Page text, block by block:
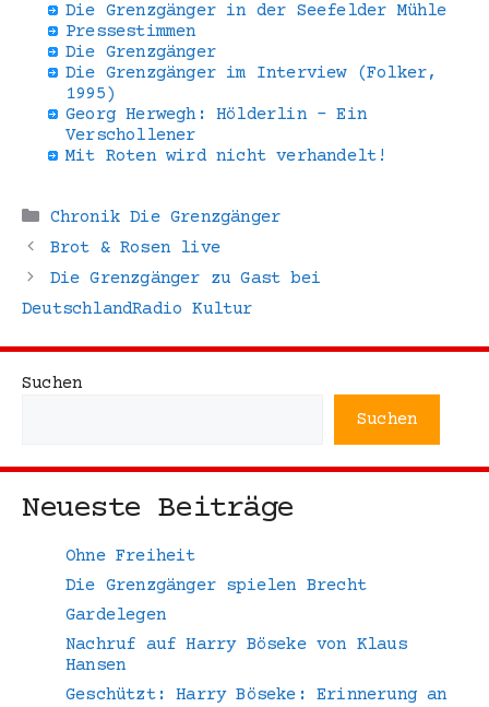
Die Grenzgänger in der Seefelder Mühle
Pressestimmen
Die Grenzgänger
Die Grenzgänger im Interview (Folker,
1995)
Georg Herwegh: Hölderlin - Ein
Verschollener
Mit Roten wird nicht verhandelt!
Kategorien
Chronik Die Grenzgänger
Brot & Rosen live
Die Grenzgänger zu Gast bei
DeutschlandRadio Kultur
Suchen
Suchen
Neueste Beiträge
Ohne Freiheit
Die Grenzgänger spielen Brecht
Gardelegen
Nachruf auf Harry Böseke von Klaus
Hansen
Geschützt: Harry Böseke: Erinnerung an